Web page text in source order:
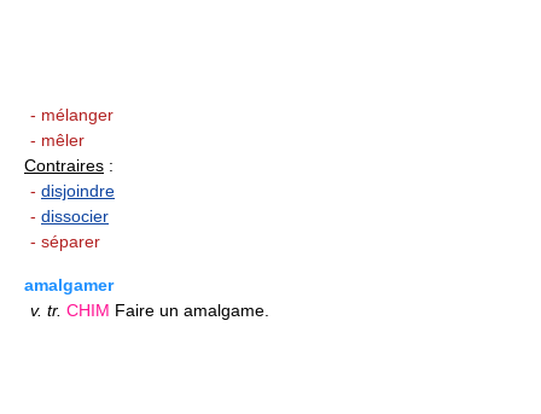
- mélanger
- mêler
Contraires :
- disjoindre
- dissocier
- séparer
amalgamer
v. tr. CHIM Faire un amalgame.